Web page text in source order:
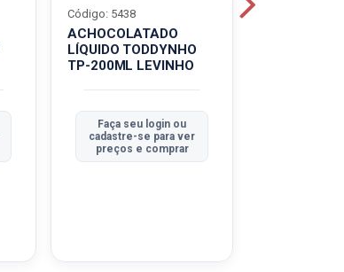
ACHOCOLATADO
LÍQUIDO TODDYNHO
TP-200ML LEVINHO
Código: 5438
Faça seu login ou
cadastre-se para ver
preços e comprar